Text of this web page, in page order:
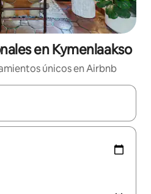
en Kymenlaakso
únicos en Airbnb
disponibles, navega con las